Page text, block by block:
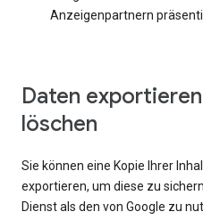
Anzeigenpartnern
Daten
löschen
Sie können eine Kopie Ihrer
exportieren, um diese zu
Dienst als den von Google zu